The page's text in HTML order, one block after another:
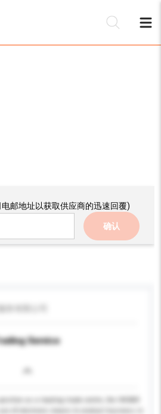
邮地址以获取供应商的迅速回覆)
确认
Service